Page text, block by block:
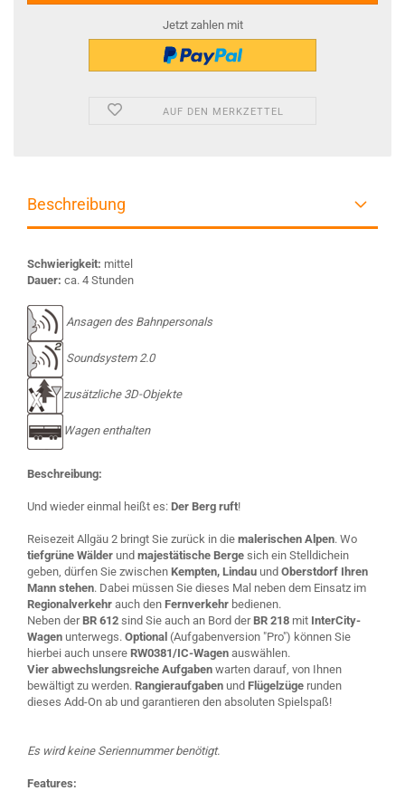
Jetzt zahlen mit
AUF DEN MERKZETTEL
Beschreibung
Schwierigkeit: mittel
Dauer: ca. 4 Stunden
Ansagen des Bahnpersonals
Soundsystem 2.0
zusätzliche 3D-Objekte
Wagen enthalten
Beschreibung:
Und wieder einmal heißt es: Der Berg ruft!
Reisezeit Allgäu 2 bringt Sie zurück in die malerischen Alpen. Wo
tiefgrüne Wälder und majestätische Berge sich ein Stelldichein
geben, dürfen Sie zwischen Kempten, Lindau und Oberstdorf Ihren
Mann stehen. Dabei müssen Sie dieses Mal neben dem Einsatz im
Regionalverkehr auch den Fernverkehr bedienen.
Neben derBR 612 sind Sie auch an Bord derBR 218 mit InterCity-
Wagen unterwegs. Optional (Aufgabenversion "Pro") können Sie
hierbei auch unsere RW0381/IC-Wagen auswählen.
Vier abwechslungsreiche Aufgaben warten darauf, von Ihnen
bewältigt zu werden. Rangieraufgaben und Flügelzüge runden
dieses Add-On ab und garantieren den absoluten Spielspaß!
Es wird keine Seriennummer benötigt.
Features: